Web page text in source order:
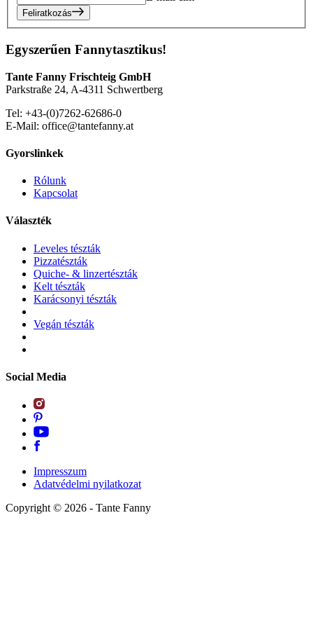
Feliratkozás
Egyszerűen Fannytasztikus!
Tante Fanny Frischteig GmbH
Parkstraße 24, A-4311 Schwertberg
Tel: +43-(0)7262-62686-0
E-Mail: office@tantefanny.at
Gyorslinkek
Rólunk
Kapcsolat
Választék
Leveles tészták
Pizzatészták
Quiche- & linzertészták
Kelt tészták
Karácsonyi tészták
Vegán tészták
Social Media
Impresszum
Adatvédelmi nyilatkozat
Copyright © 2026 - Tante Fanny